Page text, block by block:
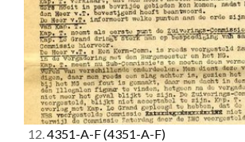
12.4351-A-F(4351-A-F)